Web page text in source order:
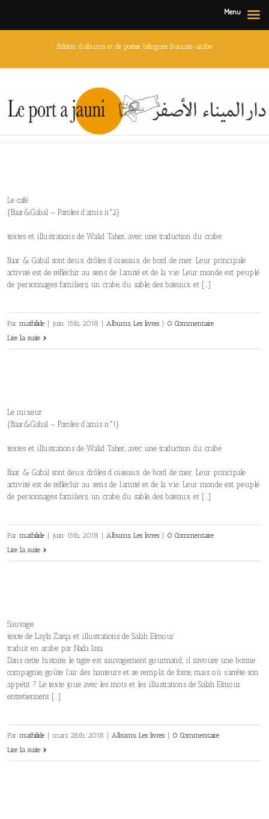
Édition d'albums et de poésie bilingues français-arabe
Le café
{Baar&Gabal – Paroles d’amis n°2}
textes et illustrations de Walid Taher, avec une traduction du crabe
Baar & Gabal sont deux drôles d’oiseaux de bord de mer. Leur principale
activité est de réfléchir au sens de l’amité et de la vie. Leur monde est peuplé
de personnages familiers, un crabe, du sable, des bateaux et […]
Par mathilide juin 15th, 2018 Albums, Les livres
0 Commentaire
Lire la suite
Le mixeur
{Baar&Gabal – Paroles d’amis n°1}
textes et illustrations de Walid Taher, avec une traduction du crabe
Baar & Gabal sont deux drôles d’oiseaux de bord de mer. Leur principale
activité est de réfléchir au sens de l’amité et de la vie. Leur monde est peuplé
de personnages familiers, un crabe, du sable, des bateaux et […]
Par mathilide juin 15th, 2018 Albums, Les livres
0 Commentaire
Lire la suite
Sauvage
texte de Layla Zarqa et illustrations de Salah Elmour
traduit en arabe par Nada Issa
Dans cette histoire, le tigre est sauvagement gourmand, il savoure une bonne
compagnie, goûte l’air des hauteurs et se remplit de force, mais où s’arrête son
appétit ? Le texte joue avec les mots et les illustrations de Salah Elmour
entretiennent […]
Par mathilide mars 28th, 2018 Albums, Les livres
0 Commentaire
Lire la suite
Menu